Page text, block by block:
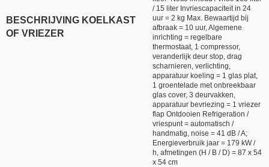
BESCHRIJVING KOELKAST
OF VRIEZER
/ 15 liter Invriescapaciteit in 24
uur = 2 kg Max. Bewaartijd bij
afbraak = 10 uur, Algemene
inrichting = regelbare
thermostaat, 1 compressor,
veranderlijk deur stop, drag
scharnieren, verlichting,
apparatuur koeling = 1 glas plat,
1 groentelade met onbreekbaar
glas cover, 3 deurvakken,
apparatuur bevriezing = 1 vriezer
flap Ontdooien Refrigeration /
vriespunt = automatisch /
handmatig, noise = 41 dB / A;
Energieverbruik jaar = 179 kW /
h, afmetingen (H / B / D) = 87 x 54
x 54 cm